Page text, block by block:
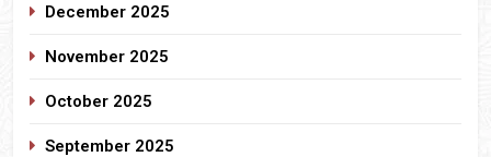
December 2025
November 2025
October 2025
September 2025